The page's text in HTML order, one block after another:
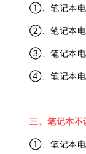
①、笔记本电
②、笔记本电
③、笔记本电
④、笔记本电
三、笔记本
①、笔记本电